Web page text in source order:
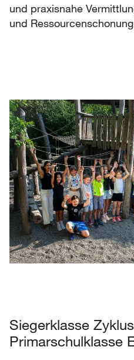
und praxisnahe
und
Siegerklasse
Primarschulklasse